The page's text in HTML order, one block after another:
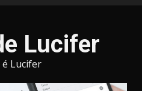
Lucifer
Lucifer